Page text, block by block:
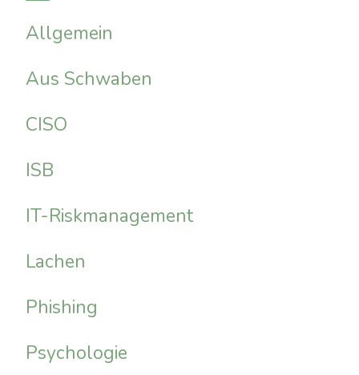
Allgemein
Aus Schwaben
CISO
ISB
IT-Riskmanagement
Lachen
Phishing
Psychologie